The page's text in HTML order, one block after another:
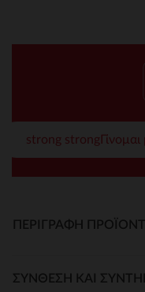
strong
ΠΕΡΙΓΡΑΦΉ
ΣΎΝΘΕΣΗ ΚΑΙ